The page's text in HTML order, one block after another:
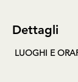
Dettagli
LUOGHI E